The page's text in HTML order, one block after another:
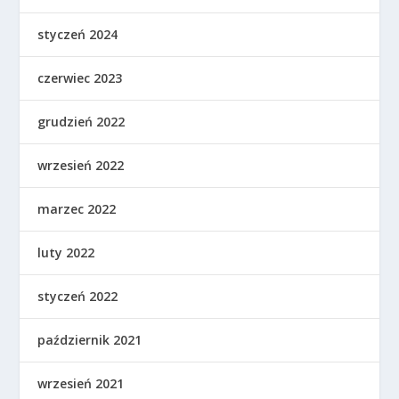
styczeń 2024
czerwiec 2023
grudzień 2022
wrzesień 2022
marzec 2022
luty 2022
styczeń 2022
październik 2021
wrzesień 2021